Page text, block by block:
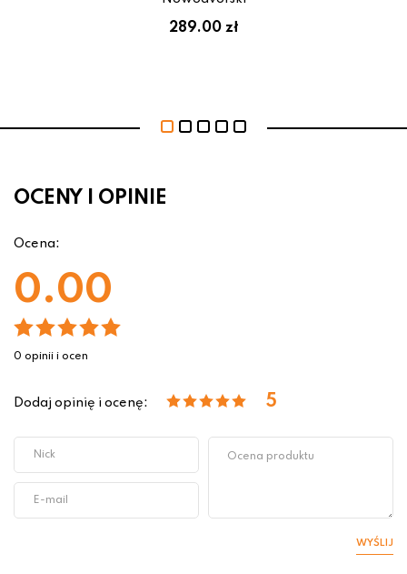
289.00 zł
OCENY I OPINIE
Ocena:
0.00
0 opinii i ocen
Dodaj opinię i ocenę: 5
WYŚLIJ